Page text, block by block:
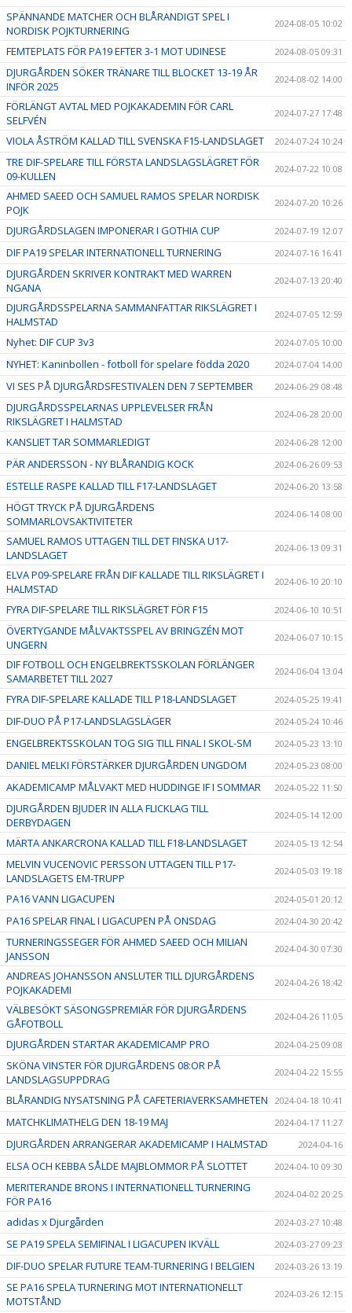
SPÄNNANDE MATCHER OCH BLÅRANDIGT SPEL I
NORDISK POJKTURNERING
2024-08-05 10:02
FEMTEPLATS FÖR PA19 EFTER 3-1 MOT UDINESE 2024-08-05 09:31
DJURGÅRDEN SÖKER TRÄNARE TILL BLOCKET 13-19 ÅR
INFÖR 2025
2024-08-02 14:00
FÖRLÄNGT AVTAL MED POJKAKADEMIN FÖR CARL
SELFVÉN
2024-07-27 17:48
VIOLA ÅSTRÖM KALLAD TILL SVENSKA F15-LANDSLAGET 2024-07-24 10:24
TRE DIF-SPELARE TILL FÖRSTA LANDSLAGSLÄGRET FÖR
09-KULLEN
2024-07-22 10:08
AHMED SAEED OCH SAMUEL RAMOS SPELAR NORDISK
POJK
2024-07-20 10:26
DJURGÅRDSLAGEN IMPONERAR I GOTHIA CUP 2024-07-19 12:07
DIF PA19 SPELAR INTERNATIONELL TURNERING 2024-07-16 16:41
DJURGÅRDEN SKRIVER KONTRAKT MED WARREN
NGANA
2024-07-13 20:40
DJURGÅRDSSPELARNA SAMMANFATTAR RIKSLÄGRET I
HALMSTAD
2024-07-05 12:59
Nyhet: DIF CUP 3v3 2024-07-05 10:00
NYHET: Kaninbollen - fotboll för spelare födda 2020 2024-07-04 14:00
VI SES PÅ DJURGÅRDSFESTIVALEN DEN 7 SEPTEMBER 2024-06-29 08:48
DJURGÅRDSSPELARNAS UPPLEVELSER FRÅN
RIKSLÄGRET I HALMSTAD
2024-06-28 20:00
KANSLIET TAR SOMMARLEDIGT 2024-06-28 12:00
PÄR ANDERSSON - NY BLÅRANDIG KOCK 2024-06-26 09:53
ESTELLE RASPE KALLAD TILL F17-LANDSLAGET 2024-06-20 13:58
HÖGT TRYCK PÅ DJURGÅRDENS
SOMMARLOVSAKTIVITETER
2024-06-14 08:00
SAMUEL RAMOS UTTAGEN TILL DET FINSKA U17-
LANDSLAGET
2024-06-13 09:31
ELVA P09-SPELARE FRÅN DIF KALLADE TILL RIKSLÄGRET I
HALMSTAD
2024-06-10 20:10
FYRA DIF-SPELARE TILL RIKSLÄGRET FÖR F15 2024-06-10 10:51
ÖVERTYGANDE MÅLVAKTSSPEL AV BRINGZÉN MOT
UNGERN
2024-06-07 10:15
DIF FOTBOLL OCH ENGELBREKTSSKOLAN FÖRLÄNGER
SAMARBETET TILL 2027
2024-06-04 13:04
FYRA DIF-SPELARE KALLADE TILL P18-LANDSLAGET 2024-05-25 19:41
DIF-DUO PÅ P17-LANDSLAGSLÄGER 2024-05-24 10:46
ENGELBREKTSSKOLAN TOG SIG TILL FINAL I SKOL-SM 2024-05-23 13:10
DANIEL MELKI FÖRSTÄRKER DJURGÅRDEN UNGDOM 2024-05-23 08:00
AKADEMICAMP MÅLVAKT MED HUDDINGE IF I SOMMAR 2024-05-22 11:50
DJURGÅRDEN BJUDER IN ALLA FLICKLAG TILL
DERBYDAGEN
2024-05-14 12:00
MÄRTA ANKARCRONA KALLAD TILL F18-LANDSLAGET 2024-05-13 12:54
MELVIN VUCENOVIC PERSSON UTTAGEN TILL P17-
LANDSLAGETS EM-TRUPP
2024-05-03 19:18
PA16 VANN LIGACUPEN 2024-05-01 20:12
PA16 SPELAR FINAL I LIGACUPEN PÅ ONSDAG 2024-04-30 20:42
TURNERINGSSEGER FÖR AHMED SAEED OCH MILIAN
JANSSON
2024-04-30 07:30
ANDREAS JOHANSSON ANSLUTER TILL DJURGÅRDENS
POJKAKADEMI
2024-04-26 18:42
VÄLBESÖKT SÄSONGSPREMIÄR FÖR DJURGÅRDENS
GÅFOTBOLL
2024-04-26 11:05
DJURGÅRDEN STARTAR AKADEMICAMP PRO 2024-04-25 09:08
SKÖNA VINSTER FÖR DJURGÅRDENS 08:OR PÅ
LANDSLAGSUPPDRAG
2024-04-22 15:55
BLÅRANDIG NYSATSNING PÅ CAFETERIAVERKSAMHETEN 2024-04-18 10:41
MATCHKLIMATHELG DEN 18-19 MAJ 2024-04-17 11:27
DJURGÅRDEN ARRANGERAR AKADEMICAMP I HALMSTAD 2024-04-16
ELSA OCH KEBBA SÅLDE MAJBLOMMOR PÅ SLOTTET 2024-04-10 09:30
MERITERANDE BRONS I INTERNATIONELL TURNERING
FÖR PA16
2024-04-02 20:25
adidas x Djurgården 2024-03-27 10:48
SE PA19 SPELA SEMIFINAL I LIGACUPEN IKVÄLL 2024-03-27 09:23
DIF-DUO SPELAR FUTURE TEAM-TURNERING I BELGIEN 2024-03-26 13:19
SE PA16 SPELA TURNERING MOT INTERNATIONELLT
MOTSTÅND
2024-03-26 12:15